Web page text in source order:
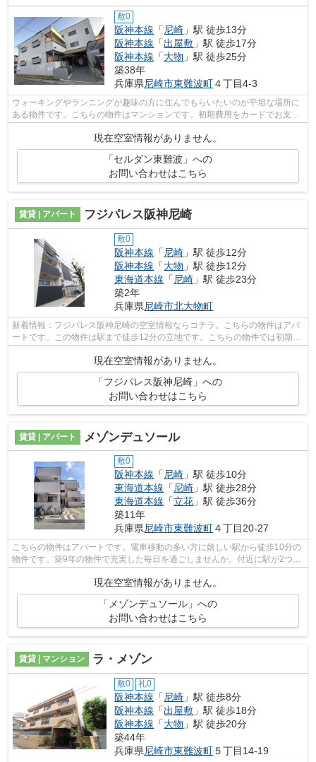
敷0
阪神本線 「尼崎 」駅 徒歩13分
阪神本線 「出屋敷 」駅 徒歩17分
阪神本線 「大物 」駅 徒歩25分
築38年
兵庫県尼崎市東難波町４丁目4-3
ウォーキングやランニングが趣味の方に住んでもらいたいのが平坦な場所に
ある物件です。こちらの物件はマンションです。初期費用をカードでお支払
現在空室情報がありません。
「セルダン東難波」への
お問い合わせはこちら
賃貸 | アパート フジパレス阪神尼崎
敷0
阪神本線 「 尼崎 」駅 徒歩12分
阪神本線 「大物 」駅 徒歩12分
東海道本線 「 尼崎 」駅 徒歩23分
築2年
兵庫県尼崎市北大物町
新着情報：フジパレス阪神尼崎の空室情報ならコチラ。こちらの物件はアパ
ートです。この物件は駅まで徒歩12分の立地です。こちらの物件では初期費
用をカードでお支払いいただけます。...
現在空室情報がありません。
「フジパレス阪神尼崎」への
お問い合わせはこちら
賃貸 | アパート メゾンデュソール
敷0
阪神本線 「尼崎 」駅 徒歩10分
東海道本線 「尼崎 」駅 徒歩28分
東海道本線 「立花 」駅 徒歩36分
築11年
兵庫県尼崎市東難波町４丁目20-27
こちらの物件はアパートです。電車移動の多い方に嬉しい駅から徒歩10分の
物件です。築9年の物件で充実した毎日を過ごしませんか。付近に駅が2つあ
現在空室情報がありません。
「メゾンデュソール」への
お問い合わせはこちら
賃貸 | マンション ラ・メゾン
敷0 礼0
阪神本線 「 尼崎 」駅 徒歩8分
阪神本線 「出屋敷 」駅 徒歩18分
阪神本線 「大物 」駅 徒歩20分
築44年
兵庫県尼崎市東難波町５丁目14-19